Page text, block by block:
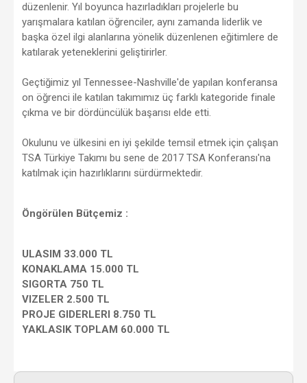
düzenlenir. Yıl boyunca hazırladıkları projelerle bu
yarışmalara katılan öğrenciler, aynı zamanda liderlik ve
başka özel ilgi alanlarına yönelik düzenlenen eğitimlere de
katılarak yeteneklerini geliştirirler.
Geçtiğimiz yıl Tennessee-Nashville'de yapılan konferansa
on öğrenci ile katılan takımımız üç farklı kategoride finale
çıkma ve bir dördüncülük başarısı elde etti.
Okulunu ve ülkesini en iyi şekilde temsil etmek için çalışan
TSA Türkiye Takımı bu sene de 2017 TSA Konferansı'na
katılmak için hazırlıklarını sürdürmektedir.
Öngörülen Bütçemiz :
ULASIM 33.000 TL
KONAKLAMA 15.000 TL
SIGORTA 750 TL
VIZELER 2.500 TL
PROJE GIDERLERI 8.750 TL
YAKLASIK TOPLAM 60.000 TL